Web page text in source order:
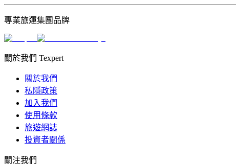
專業旅運集團品牌
關於我們 Texpert
關於我們
私隱政策
加入我們
使用條款
旅遊網誌
投資者關係
關注我們